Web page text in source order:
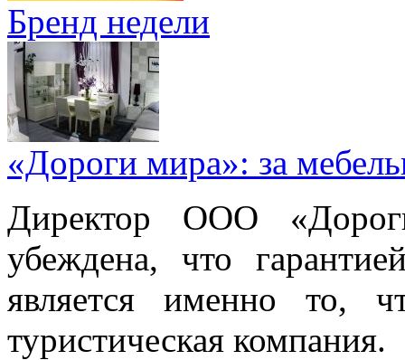
Бренд недели
«Дороги мира»: за
Директор ООО
убеждена, что
является именно то,
туристическая компания.